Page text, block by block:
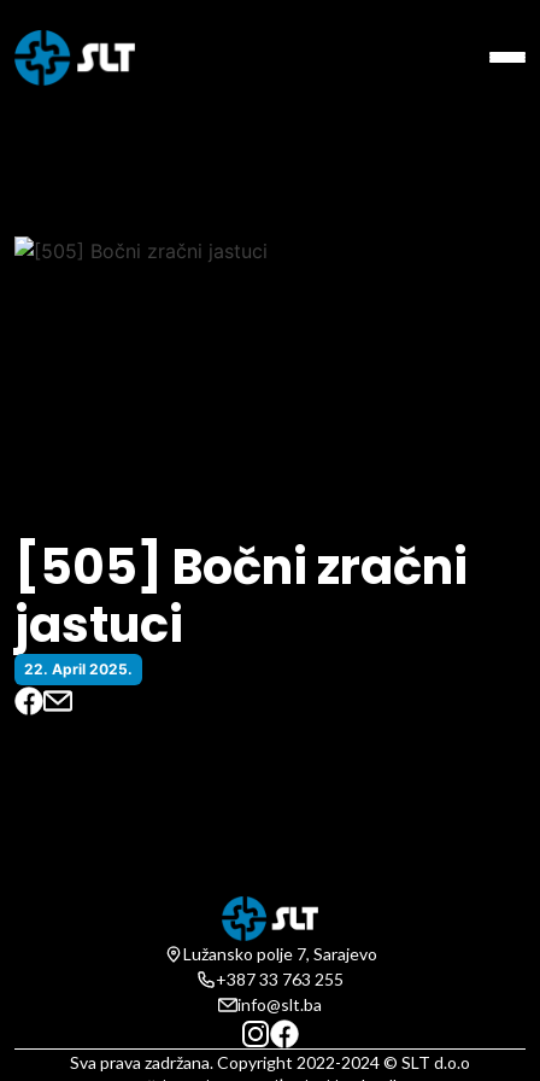
[505] Bočni zračni
jastuci
22. April 2025.
Lužansko polje 7, Sarajevo
+387 33 763 255
info@slt.ba
Sva prava zadržana. Copyright 2022-2024 © SLT d.o.o